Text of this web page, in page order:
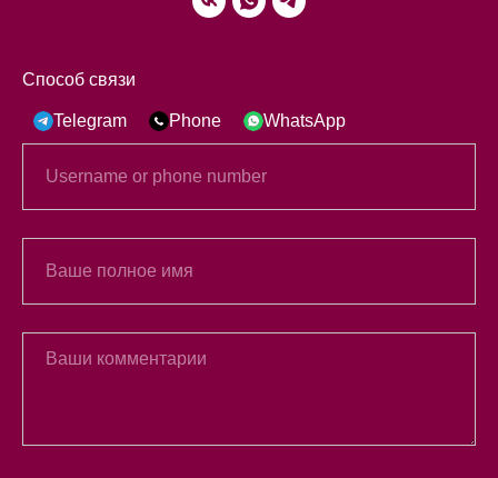
Способ связи
Telegram Phone WhatsApp